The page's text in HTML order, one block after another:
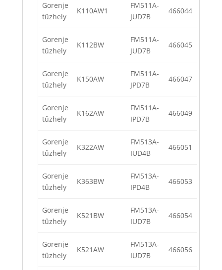
Gorenje
tűzhely
K110AW1
FM511A-
JUD7B
466044
Gorenje
tűzhely
K112BW
FM511A-
JUD7B
466045
Gorenje
tűzhely
K150AW
FM511A-
JPD7B
466047
Gorenje
tűzhely
K162AW
FM511A-
IPD7B
466049
Gorenje
tűzhely
K322AW
FM513A-
IUD4B
466051
Gorenje
tűzhely
K363BW
FM513A-
IPD4B
466053
Gorenje
tűzhely
K521BW
FM513A-
IUD7B
466054
Gorenje
tűzhely
K521AW
FM513A-
IUD7B
466056